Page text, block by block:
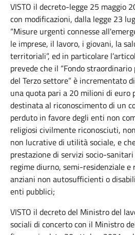
VISTO il decreto-legge 25 maggio
con modificazioni, dalla legge 23
“Misure urgenti connesse
le imprese, il lavoro, i giovani, la
territoriali”, ed in particolare
prevede che il “Fondo
del Terzo settore” è incrementato
una quota pari a 20 milioni di euro
destinata al riconoscimento di un
perduto in favore degli enti non
religiosi civilmente riconosciuti,
non lucrative di utilità sociale, e
prestazione di servizi socio-
regime diurno, semi-residenziale e
anziani non autosufficienti o
enti pubblici;
VISTO il decreto del Ministro del
sociali di concerto con il Ministro